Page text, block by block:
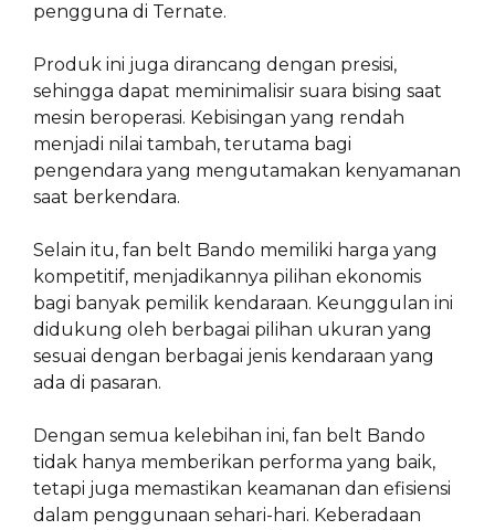
pengguna di Ternate.
Produk ini juga dirancang dengan presisi,
sehingga dapat meminimalisir suara bising saat
mesin beroperasi. Kebisingan yang rendah
menjadi nilai tambah, terutama bagi
pengendara yang mengutamakan kenyamanan
saat berkendara.
Selain itu, fan belt Bando memiliki harga yang
kompetitif, menjadikannya pilihan ekonomis
bagi banyak pemilik kendaraan. Keunggulan ini
didukung oleh berbagai pilihan ukuran yang
sesuai dengan berbagai jenis kendaraan yang
ada di pasaran.
Dengan semua kelebihan ini, fan belt Bando
tidak hanya memberikan performa yang baik,
tetapi juga memastikan keamanan dan efisiensi
dalam penggunaan sehari-hari. Keberadaan